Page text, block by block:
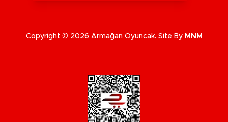
Copyright © 2026 Armağan Oyuncak. Site By MNM